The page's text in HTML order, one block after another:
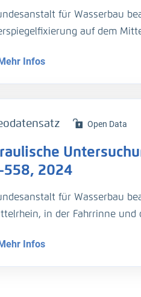
erfolgt
für Wasserbau
auf dem
durchgeführt
(H_WSP)
(H_Sohle)
(v_Str)
erfolgt
Infos
Open Data
2024
für Wasserbau
in der Fahrrinne und
vom 11. 02. bis
Infos